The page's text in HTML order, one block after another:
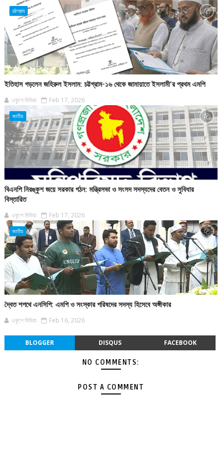
চট্টগ্রাম
ইতিহাস গড়লেন জহিরুল ইসলাম: চট্টগ্রাম-১৬ থেকে জামায়াতে ইসলামী’র প্রথম এমপি
একুশে মিডিয়া Feb 17, 2026
জাতীয়
বিএনপি নিরঙ্কুশ জয়ে সরকার গঠন: মন্ত্রিসভা ও সংসদ সদস্যদের বেতন ও সুবিধার
বিস্তারিত
একুশে মিডিয়া Feb 17, 2026
জাতীয়
দ্বৈত শপথে এনসিপি: এমপি ও সংস্কার পরিষদের সদস্য হিসেবে অঙ্গীকার
একুশে মিডিয়া Feb 16, 2026
BLOGGER DISQUS FACEBOOK
NO COMMENTS:
POST A COMMENT